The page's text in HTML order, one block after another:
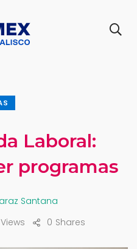
Laboral:
programas
Santana
Shares
0